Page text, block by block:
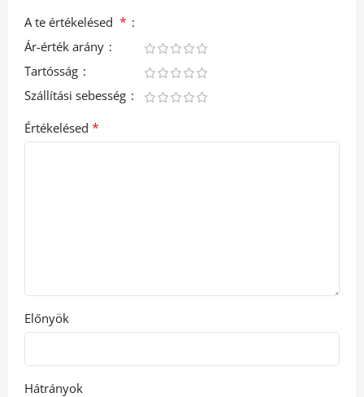
A te értékelésed *
Ár-érték arány
Tartósság
Szállítási sebesség
Értékelésed *
Előnyök
Hátrányok